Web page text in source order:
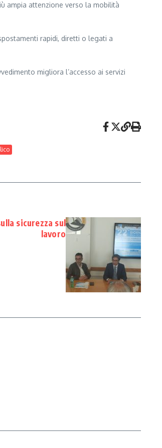
ampia attenzione verso la mobilità
rapidi, diretti o legati a
migliora l’accesso ai servizi
sicurezza sul
lavoro